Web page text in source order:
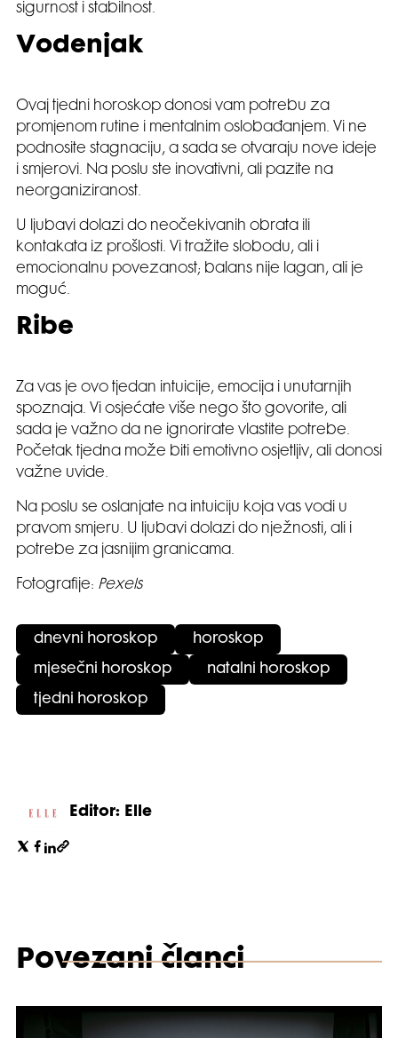
sigurnost i stabilnost.
Vodenjak
Ovaj tjedni horoskop donosi vam potrebu za
promjenom rutine i mentalnim oslobađanjem. Vi ne
podnosite stagnaciju, a sada se otvaraju nove ideje
i smjerovi. Na poslu ste inovativni, ali pazite na
neorganiziranost.
U ljubavi dolazi do neočekivanih obrata ili
kontakata iz prošlosti. Vi tražite slobodu, ali i
emocionalnu povezanost; balans nije lagan, ali je
moguć.
Ribe
Za vas je ovo tjedan intuicije, emocija i unutarnjih
spoznaja. Vi osjećate više nego što govorite, ali
sada je važno da ne ignorirate vlastite potrebe.
Početak tjedna može biti emotivno osjetljiv, ali donosi
važne uvide.
Na poslu se oslanjate na intuiciju koja vas vodi u
pravom smjeru. U ljubavi dolazi do nježnosti, ali i
potrebe za jasnijim granicama.
Fotografije: Pexels
dnevni horoskop horoskop
mjesečni horoskop natalni horoskop
tjedni horoskop
Editor: Elle
Povezani članci